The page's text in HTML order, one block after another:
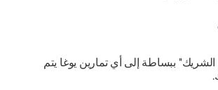
ببساطة إلى أي تمارين يوغا يتم